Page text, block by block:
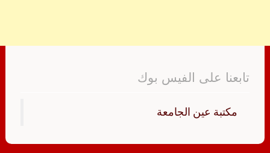
تابعنا على الفيس بوك
‏مكتبة عين الجامعة‏